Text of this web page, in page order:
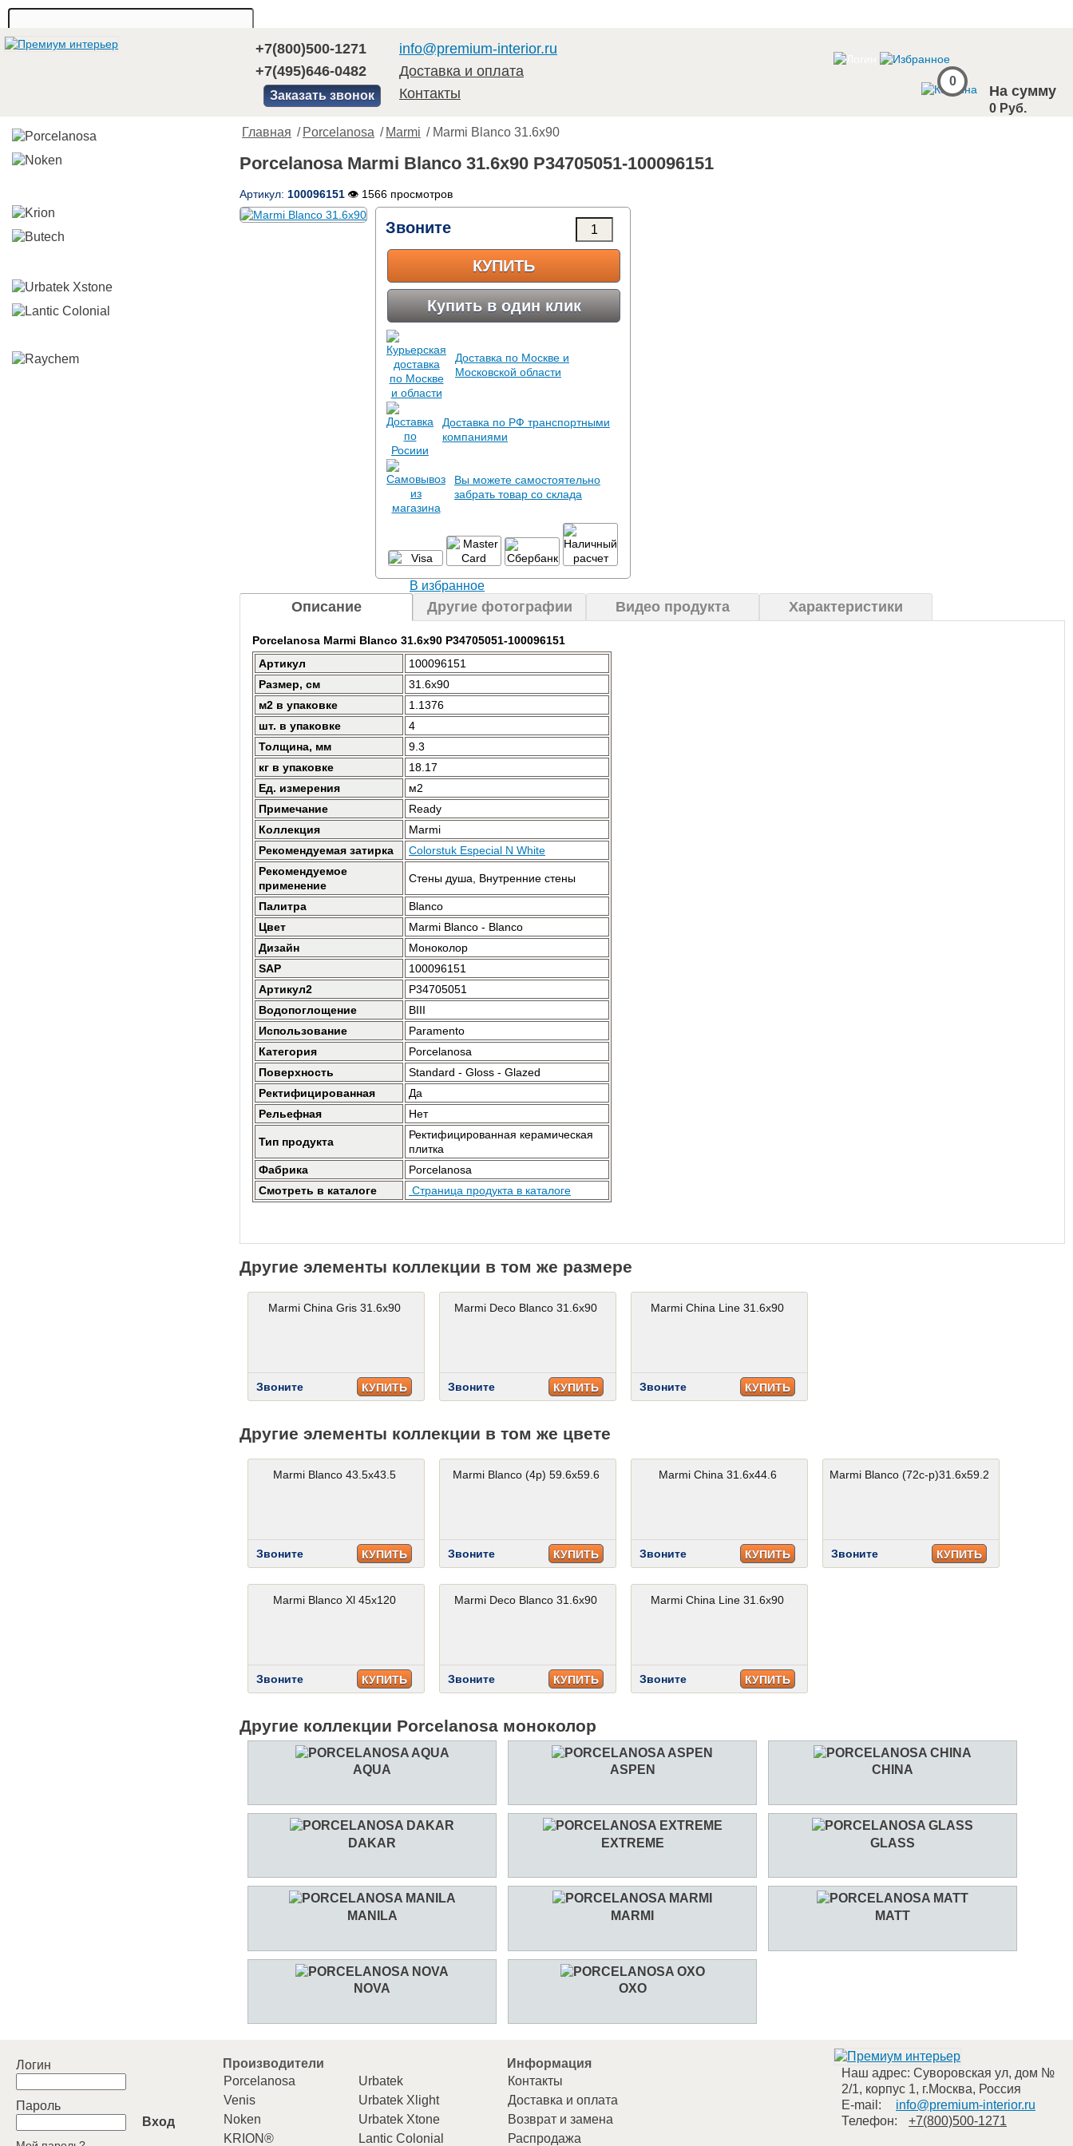
+7(800)500-1271
+7(495)646-0482
Заказать звонок
info@premium-interior.ru
Доставка и оплата
Контакты
0
На сумму
0 Руб.
Главная / Porcelanosa / Marmi / Marmi Blanco 31.6x90
Porcelanosa Marmi Blanco 31.6x90 P34705051-100096151
Артикул: 100096151 👁 1566 просмотров
Звоните
КУПИТЬ
Купить в один клик
Доставка по Москве и
Московской области
Доставка по РФ транспортными
компаниями
Вы можете самостоятельно
забрать товар со склада
В избранное
Описание Другие фотографии Видео продукта Характеристики
Porcelanosa Marmi Blanco 31.6x90 P34705051-100096151
Артикул
100096151
Размер, см
31.6x90
м2 в упаковке
1.1376
шт. в упаковке
4
Толщина, мм
9.3
кг в упаковке
18.17
Ед. измерения
м2
Примечание
Ready
Коллекция
Marmi
Рекомендуемая затирка
Colorstuk Especial N White
Рекомендуемое
применение
Стены душа, Внутренние стены
Палитра
Blanco
Цвет
Marmi Blanco - Blanco
Дизайн
Моноколор
SAP
100096151
Артикул2
P34705051
Водопоглощение
BIII
Использование
Paramento
Категория
Porcelanosa
Поверхность
Standard - Gloss - Glazed
Ректифицированная
Да
Рельефная
Нет
Тип продукта
Ректифицированная керамическая
плитка
Фабрика
Porcelanosa
Смотреть в каталоге
Страница продукта в каталоге
Другие элементы коллекции в том же размере
Marmi China Gris 31.6x90
Звоните КУПИТЬ
Marmi Deco Blanco 31.6x90
Звоните КУПИТЬ
Marmi China Line 31.6x90
Звоните КУПИТЬ
Другие элементы коллекции в том же цвете
Marmi Blanco 43.5x43.5
Звоните КУПИТЬ
Marmi Blanco (4p) 59.6x59.6
Звоните КУПИТЬ
Marmi China 31.6x44.6
Звоните КУПИТЬ
Marmi Blanco (72c-p)31.6x59.2
Звоните КУПИТЬ
Marmi Blanco Xl 45x120
Звоните КУПИТЬ
Marmi Deco Blanco 31.6x90
Звоните КУПИТЬ
Marmi China Line 31.6x90
Звоните КУПИТЬ
Другие коллекции Porcelanosa моноколор
AQUA ASPEN CHINA
DAKAR EXTREME GLASS
MANILA MARMI MATT
NOVA OXO
Логин
Пароль
Вход
Производители
Porcelanosa
Venis
Noken
KRION®
Urbatek
Urbatek Xlight
Urbatek Xtone
Lantic Colonial
Информация
Контакты
Доставка и оплата
Возврат и замена
Распродажа
Наш адрес: Суворовская ул, дом №
2/1, корпус 1, г.Москва, Россия
E-mail:
info@premium-interior.ru
Телефон:
+7(800)500-1271